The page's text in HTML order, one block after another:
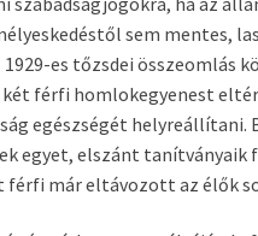
sem mentes,
es tőzsdei összeomlás
két férfi homlokegyenest
egészségét helyreállítani.
egyet, elszánt
férfi már eltávozott az élők